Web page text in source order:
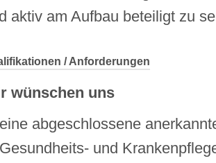
aktiv am Aufbau beteiligt zu
/ Anforderungen
wünschen uns
eine abgeschlossene
Gesundheits- und